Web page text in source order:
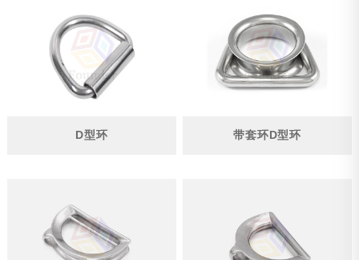
遮阳帆配件
游艇遮阳篷配件
护栏配件
D型环 带套环D型环